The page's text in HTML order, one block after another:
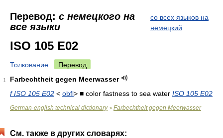
Перевод: с немецкого на
все языки
со всех языков на
немецкий
ISO 105 E02
Толкование Перевод
1
Farbechtheit gegen Meerwasser
f ISO 105 E02 < obfl> ■ color fastness to sea water ISO 105 E02
German-english technical dictionary> Farbechtheit gegen Meerwasser
См. также в других словарях: